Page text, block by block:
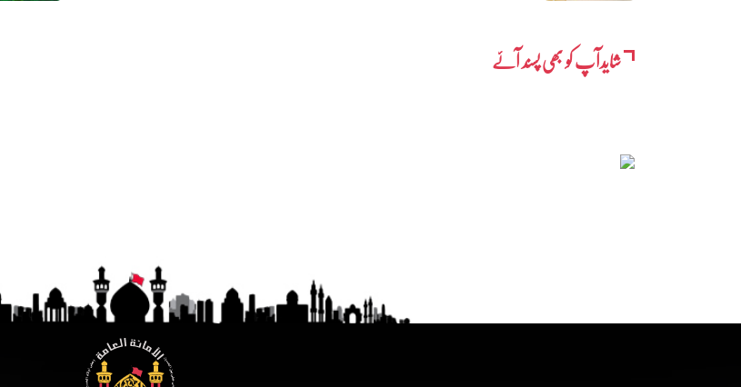
شایدآپ کو بھی پسند آئے